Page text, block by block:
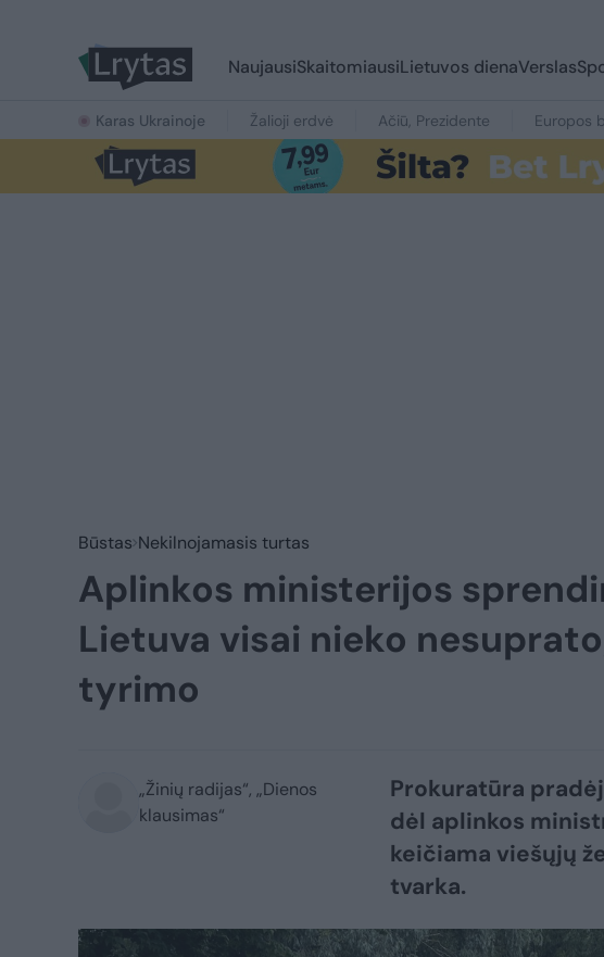
NaujausiSkaitomiausiLietuvos dienaVerslas
Karas Ukrainoje Žalioji erdvė Ačiū, Prezidente Europos
Būstas Nekilnojamasis turtas
Aplinkos ministerijos
Lietuva visai nieko
tyrimo
„Žinių radijas“, „Dienos
klausimas“
Prokuratūra
dėl aplinkos
keičiama viešųjų
tvarka.